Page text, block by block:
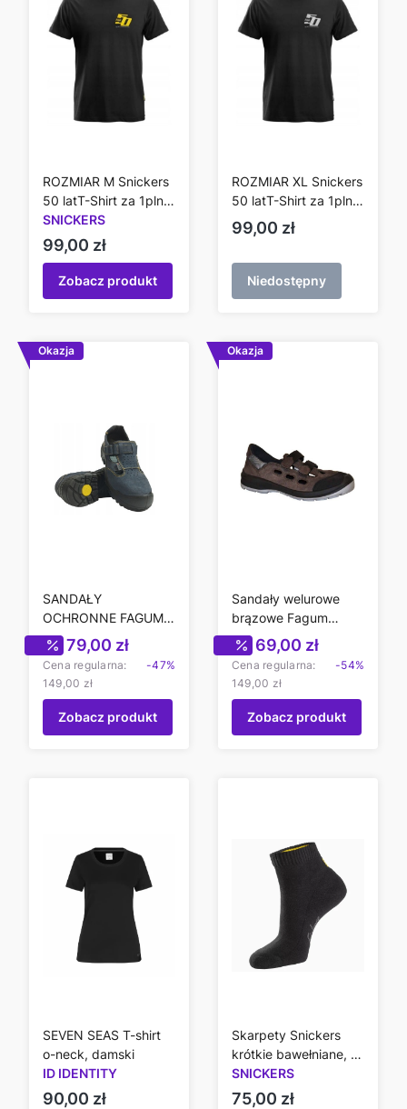
ROZMIAR M Snickers
50 latT-Shirt za 1pln
tylko przy zakupie od
300 zł
SNICKERS
Cena
99,00 zł
Zobacz produkt
ROZMIAR XL Snickers
50 latT-Shirt za 1pln
tylko przy zakupie od
300 zł
Cena
99,00 zł
Niedostępny
Okazja
SANDAŁY
OCHRONNE FAGUM
1104/1PCena promocyjna
79,00 zł
Cena regularna:
149,00 zł
-47%
Zobacz produkt
Okazja
Sandały welurowe
brązowe Fagum
Stomil 1131P
Cena
69,00 zł
Cena regularna:
149,00 zł
-54%
Zobacz produkt
SEVEN SEAS T-shirt
o-neck, damski
ID IDENTITY
Cena
90,00 zł
Skarpety Snickers
krótkie bawełniane, 3-
pak 9221
SNICKERS
Cena
75,00 zł